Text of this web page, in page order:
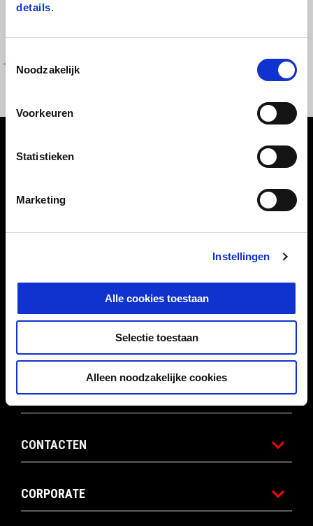
details.
Noodzakelijk
Voorkeuren
Statistieken
Marketing
Instellingen
Alle cookies toestaan
Selectie toestaan
Alleen noodzakelijke cookies
POLO REPLICA 25 MAN
MODELLEN
KLANTENSERVICE
CONTACTEN
CORPORATE